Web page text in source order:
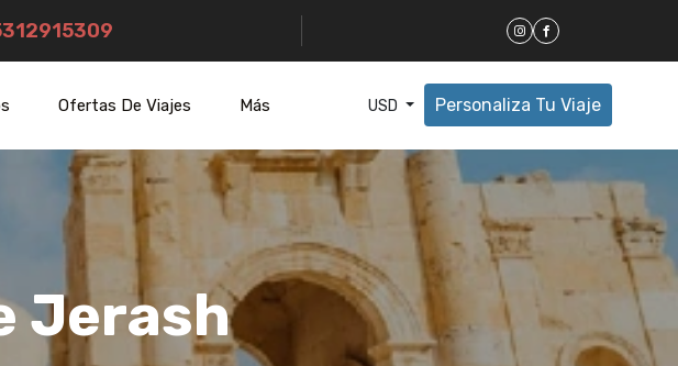
Ofertas De Viajes Más USD Personaliza Tu Viaje
Jerash